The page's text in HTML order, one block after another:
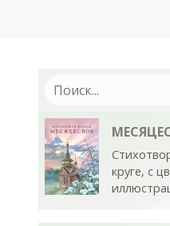
круге, с